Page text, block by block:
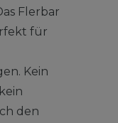
Flerbar
für
Kein
den